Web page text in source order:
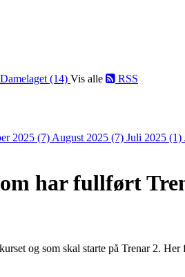
Damelaget (14) Vis alle RSS
2025 (7) August 2025 (7) Juli 2025 (1)
har fullført
og som skal starte på Trenar 2.